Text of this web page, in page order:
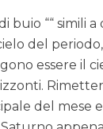
buio ““ simili
del
essere il
del mese